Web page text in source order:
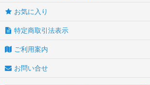
お気に入り
特定商取引法表示
ご利用案内
お問い合せ